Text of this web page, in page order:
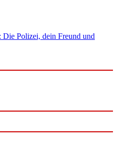
Polizei, dein Freund und